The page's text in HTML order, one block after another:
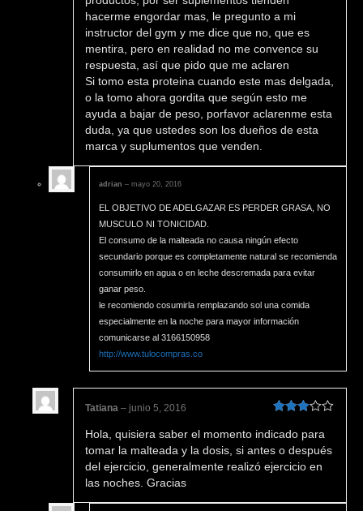
hacerme engordar mas, le pregunto a mi
instructor del gym y me dice que no, que es
mentira, pero en realidad no me convence su
respuesta, así que pido que me aclaren
Si tomo esta proteina cuando este mas delgada,
o la tomo ahora gordita que según esto me
ayuda a bajar de peso, porfavor aclarenme esta
duda, ya que ustedes son los dueños de esta
marca y suplumentos que venden.
adrian – mayo 20, 2016
EL OBJETIVO DE ADELGAZAR ES PERDER GRASA, NO
MUSCULO NI TONICIDAD.
El consumo de la malteada no causa ningún efecto
secundario porque es completamente natural se recomienda
consumirlo en agua o en leche descremada para evitar
ganar peso.
le recomiendo cosumirla remplazando sol una comida
especialmente en la noche para mayor información
comunicarse al 3166150958
http://www.tulocompras.co
en3de
Tatiana – junio 5, 2016
Hola, quisiera saber el momento indicado para
tomar la malteada y la dosis, si antes o después
del ejercicio, generalmente realizó ejercicio en
las noches. Gracias